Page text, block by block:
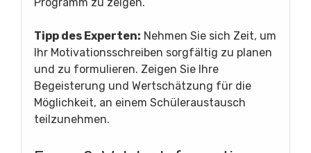
Tipp des Experten: Nehmen Sie sich Zeit, um
Ihr Motivationsschreiben sorgfältig zu planen
und zu formulieren. Zeigen Sie Ihre
Begeisterung und Wertschätzung für die
Möglichkeit, an einem Schüleraustausch
teilzunehmen.